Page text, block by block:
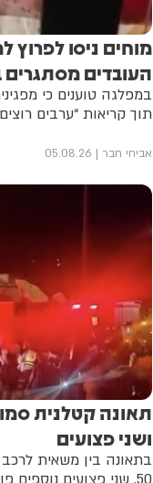
מוחים ניסו לפרוץ
העובדים
במפלגה טוענים כי
תוך קריאות “ערבים
אביחי חבר 05.08.26
תאונה קטלנית
ושני פצועים